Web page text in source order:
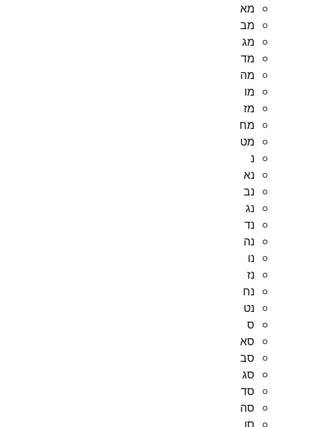
מא
מב
מג
מד
מה
מו
מז
מח
מט
נ
נא
נב
נג
נד
נה
נו
נז
נח
נט
ס
סא
סב
סג
סד
סה